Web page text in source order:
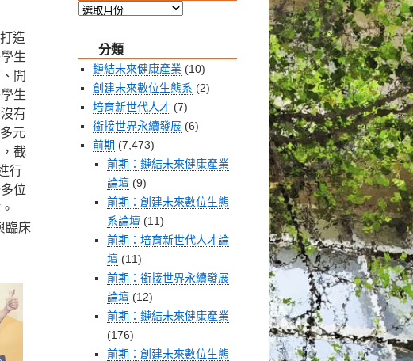
造
生
開
生
有
元
截
行
位
臨床
前
整
分類
鏈結未來健康產業 (10)
創建未來數位生態系 (2)
培育新世代人才 (7)
銜接世界永續發展 (6)
前期 (7,473)
前期：鏈結未來健康產業
論壇 (9)
前期：創建未來數位生態
系論壇 (11)
前期：培育新世代人才論
壇 (11)
前期：銜接世界永續發展
論壇 (12)
前期：鏈結未來健康產業
(176)
前期：創建未來數位生態